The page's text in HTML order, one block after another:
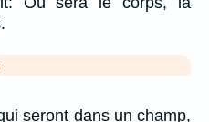
seront dans un champ,